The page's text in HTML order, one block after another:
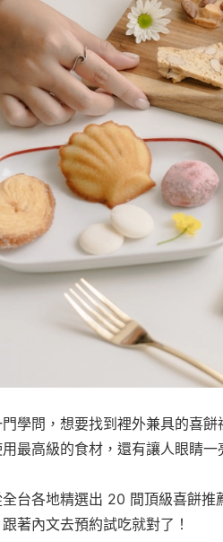
學問，想要找到裡外兼具的喜
最高級的食材，還有讓人眼睛
台各地精選出 20 間頂級喜餅
著內文去預約試吃就對了！